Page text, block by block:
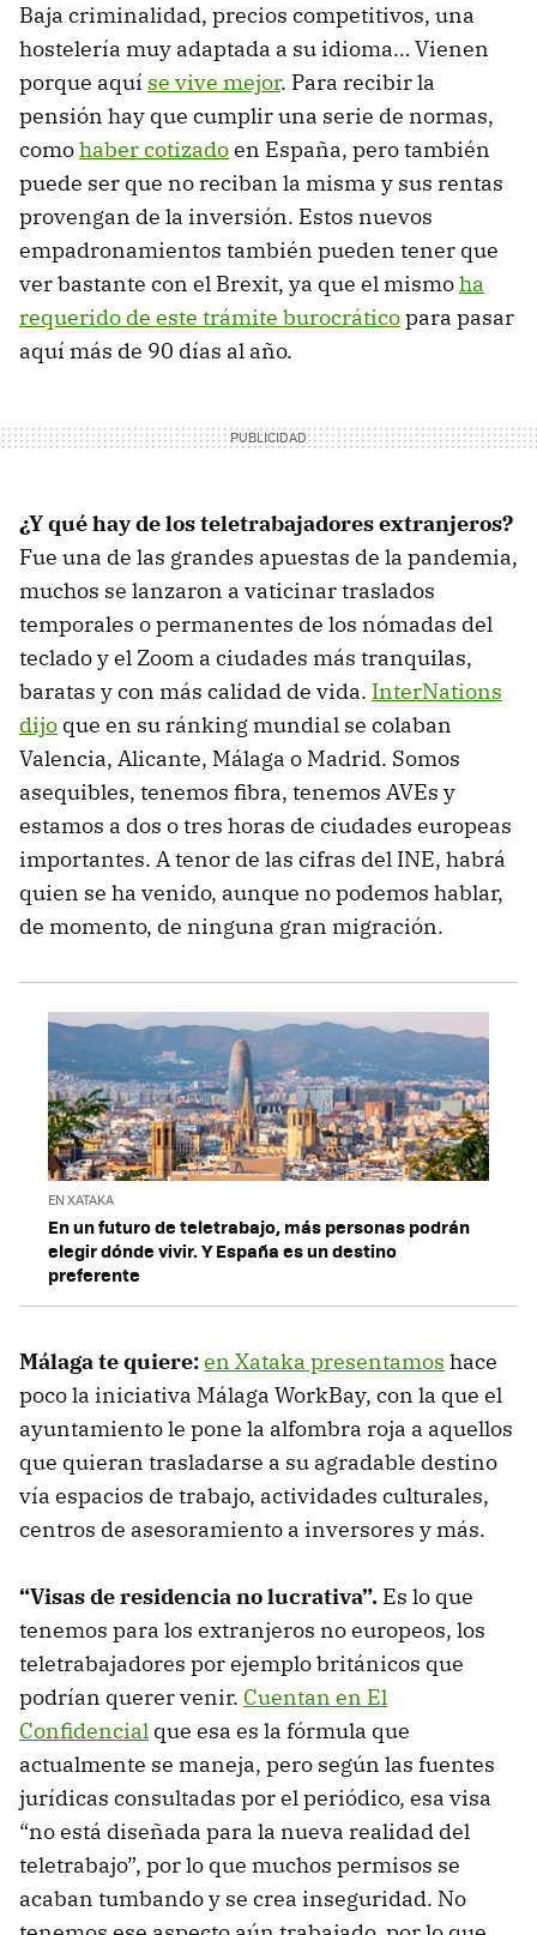
Baja criminalidad, precios competitivos, una
hostelería muy adaptada a su idioma… Vienen
porque aquí se vive mejor. Para recibir la
pensión hay que cumplir una serie de normas,
comohaber cotizadoen España, pero también
puede ser que no reciban la misma y sus rentas
provengan de la inversión. Estos nuevos
empadronamientos también pueden tener que
ver bastante con el Brexit, ya que el mismoha
requerido de este trámite burocráticopara pasar
aquí más de 90 días al año.
¿Y qué hay de los teletrabajadores extranjeros?
Fue una de las grandes apuestas de la pandemia,
muchos se lanzaron a vaticinar traslados
temporales o permanentes de los nómadas del
teclado y el Zoom a ciudades más tranquilas,
baratas y con más calidad de vida. InterNations
dijo que en su ránking mundial se colaban
Valencia, Alicante, Málaga o Madrid. Somos
asequibles, tenemos fibra, tenemos AVEs y
estamos a dos o tres horas de ciudades europeas
importantes. A tenor de las cifras del INE, habrá
quien se ha venido, aunque no podemos hablar,
de momento, de ninguna gran migración.
EN XATAKA
En un futuro de teletrabajo, más personas podrán
elegir dónde vivir. Y España es un destino
preferente
Málaga te quiere:en Xataka presentamos hace
poco la iniciativa Málaga WorkBay, con la que el
ayuntamiento le pone la alfombra roja a aquellos
que quieran trasladarse a su agradable destino
vía espacios de trabajo, actividades culturales,
centros de asesoramiento a inversores y más.
“Visas de residencia no lucrativa”. Es lo que
tenemos para los extranjeros no europeos, los
teletrabajadores por ejemplo británicos que
podrían querer venir. Cuentan en El
Confidencial que esa es la fórmula que
actualmente se maneja, pero según las fuentes
jurídicas consultadas por el periódico, esa visa
“no está diseñada para la nueva realidad del
teletrabajo”, por lo que muchos permisos se
acaban tumbando y se crea inseguridad. No